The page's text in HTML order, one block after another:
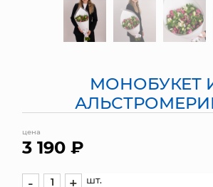
МЯГКИЕ ИГРУШКИ
ЯЩИКИ
СУНДУКИ
МОНОБУКЕТ
цена
3 190 ₽
- + шт.